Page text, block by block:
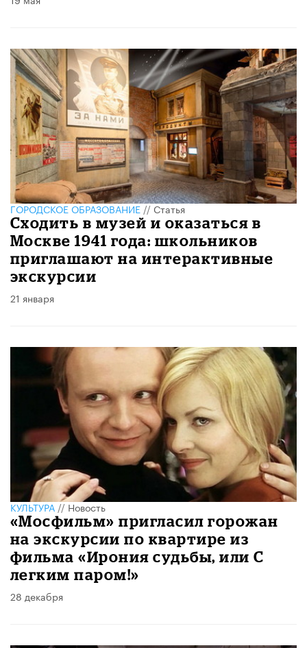
ГОРОДСКОЕ ОБРАЗОВАНИЕ//Статья
Сходить в музей и оказаться в
Москве 1941 года: школьников
приглашают на интерактивные
экскурсии
21 января
КУЛЬТУРА//Новость
«Мосфильм» пригласил горожан
на экскурсии по квартире из
фильма «Ирония судьбы, или С
легким паром!»
28 декабря